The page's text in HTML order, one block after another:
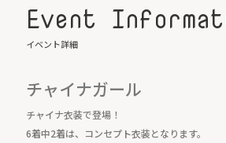
Event
イベント詳細
チャイナガール
チャイナ衣装で登場！
6着中2着は、コンセプト衣装となります。